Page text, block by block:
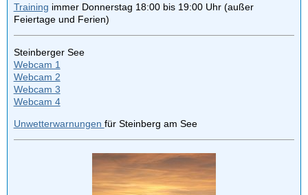
Training immer Donnerstag 18:00 bis 19:00 Uhr (außer
Feiertage und Ferien)
Steinberger See
Webcam 1
Webcam 2
Webcam 3
Webcam 4
Unwetterwarnungen für Steinberg am See